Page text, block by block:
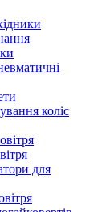
коліс
для